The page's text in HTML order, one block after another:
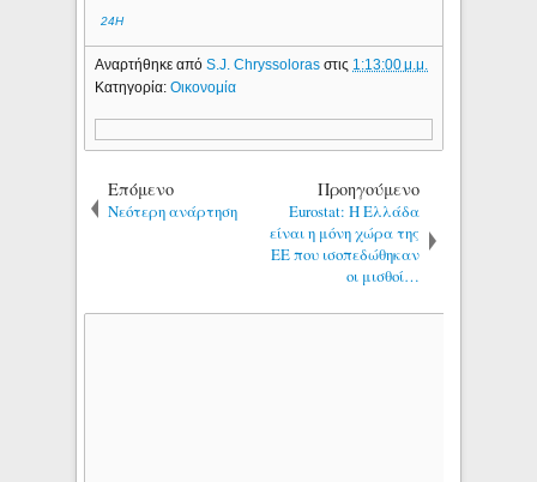
24H
Αναρτήθηκε απόS.J. Chryssolorasστις 1:13:00 μ.μ.
Κατηγορία:Οικονομία
Επόμενο
Νεότερη ανάρτηση
Προηγούμενο
Eurostat: Η Ελλάδα
είναι η μόνη χώρα της
ΕΕ που ισοπεδώθηκαν
οι μισθοί…